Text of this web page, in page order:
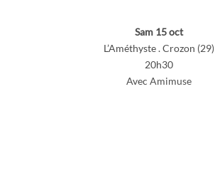
Sam 15 oct
L’Améthyste . Crozon (29)
20h30
Avec Amimuse